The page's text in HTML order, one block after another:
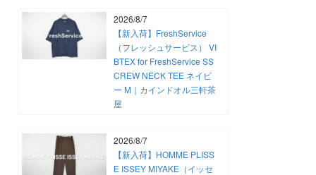
2026/8/7
【新入荷】FreshService
（フレッシュサービス） VI
BTEX for FreshService SS
CREW NECK TEE ネイビ
ー M｜カインドオル三軒茶
屋
2026/8/7
【新入荷】HOMME PLISS
E ISSEY MIYAKE（イッセ